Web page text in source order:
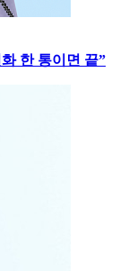
한 통이면 끝”